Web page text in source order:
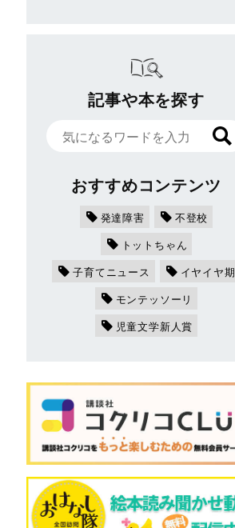
記事や本を探す
おすすめコンテンツ
発達障害
不登校
トットちゃん
子育てニュース
イヤイヤ期
モンテッソーリ
児童文学新人賞